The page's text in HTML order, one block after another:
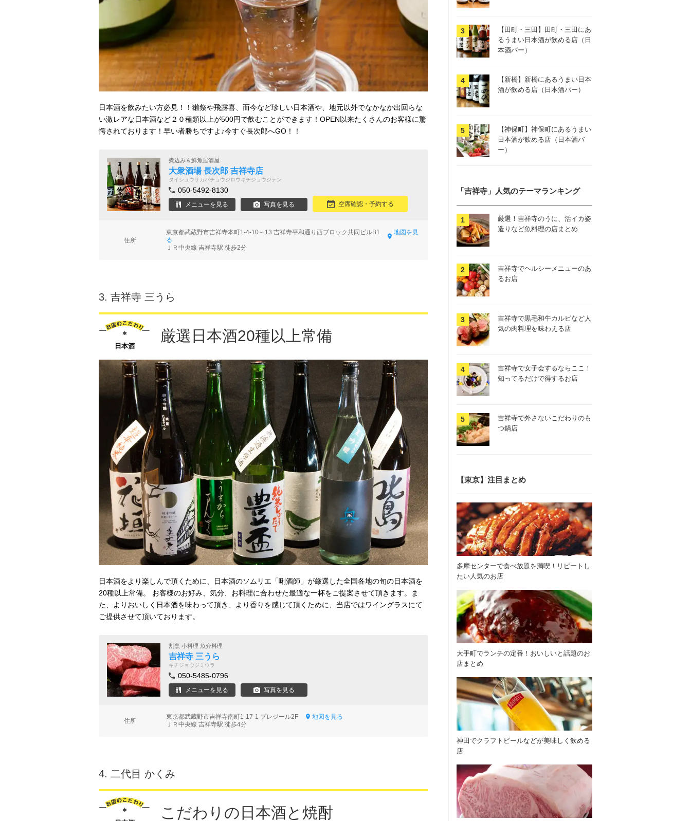
日本酒を飲みたい方必見！！獺祭や飛露喜、而今など珍しい日本酒や、地元以外でなかなか出回らな
い激レアな日本酒など２０種類以上が500円で飲むことができます！OPEN以来たくさんのお客様に驚
愕されております！早い者勝ちですよ♪今すぐ長次郎へGO！！
煮込み＆鮮魚居酒屋
大衆酒場 長次郎 吉祥寺店
タイシュウサカバチョウジロウキチジョウジテン
050-5492-8130
メニューを見る 写真を見る 空席確認・予約する
住所
東京都武蔵野市吉祥寺本町1-4-10～13 吉祥寺平和通り西ブロック共同ビルB1
地図を見
る
ＪＲ中央線 吉祥寺駅 徒歩2分
3. 吉祥寺 三うら
日本酒
厳選日本酒20種以上常備
日本酒をより楽しんで頂くために、日本酒のソムリエ「唎酒師」が厳選した全国各地の旬の日本酒を
20種以上常備。 お客様のお好み、気分、お料理に合わせた最適な一杯をご提案させて頂きます。ま
た、よりおいしく日本酒を味わって頂き、より香りを感じて頂くために、当店ではワイングラスにて
ご提供させて頂いております。
割烹 小料理 魚介料理
吉祥寺 三うら
キチジョウジミウラ
050-5485-0796
メニューを見る 写真を見る
住所
東京都武蔵野市吉祥寺南町1-17-1 プレジール2F
地図を見る
ＪＲ中央線 吉祥寺駅 徒歩4分
4. 二代目 かくみ
こだわりの日本酒と焼酎
【田町・三田】田町・三田にあ
るうまい日本酒が飲める店（日
本酒バー）
【新橋】新橋にあるうまい日本
酒が飲める店（日本酒バー）
【神保町】神保町にあるうまい
日本酒が飲める店（日本酒バ
ー）
「吉祥寺」人気のテーマランキング
厳選！吉祥寺のうに、活イカ姿
造りなど魚料理の店まとめ
吉祥寺でヘルシーメニューのあ
るお店
吉祥寺で黒毛和牛カルビなど人
気の肉料理を味わえる店
吉祥寺で女子会するならここ！
知ってるだけで得するお店
吉祥寺で外さないこだわりのも
つ鍋店
【東京】注目まとめ
多摩センターで食べ放題を満喫！リピートし
たい人気のお店
大手町でランチの定番！おいしいと話題のお
店まとめ
神田でクラフトビールなどが美味しく飲める
店